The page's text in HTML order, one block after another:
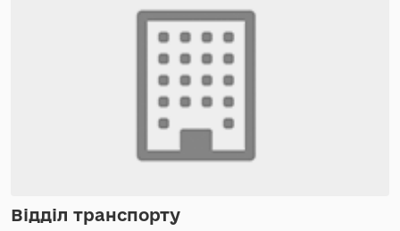
Відділ транспорту